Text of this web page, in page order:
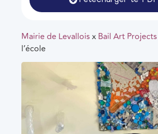
Mairie de Levalloisx Bail Art Projects
l’école